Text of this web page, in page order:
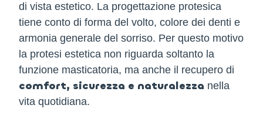
di vista estetico. La progettazione protesica
tiene conto di forma del volto, colore dei denti e
armonia generale del sorriso. Per questo motivo
la protesi estetica non riguarda soltanto la
funzione masticatoria, ma anche il recupero di
comfort, sicurezza e naturalezza nella
vita quotidiana.